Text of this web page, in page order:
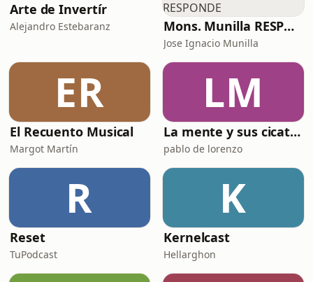
Arte de Invertír
Alejandro Estebaranz Mons. Munilla RESPONDE
Jose Ignacio Munilla
ER
El Recuento Musical
Margot Martín
LM
La mente y sus cicatrices
pablo de lorenzo
R
Reset
TuPodcast
K
Kernelcast
Hellarghon